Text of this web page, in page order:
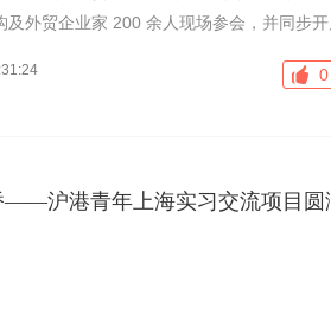
外贸企业家 200 余人现场参会，并同步
0
——沪港青年上海实习交流项目圆